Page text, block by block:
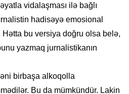
vidalaşması ilə bağlı
hadisəyə emosional
Hətta bu versiya doğru olsa belə,
yazmaq jurnalistikanın
birbaşa alkoqolla
Bu da mümkündür. Lakin